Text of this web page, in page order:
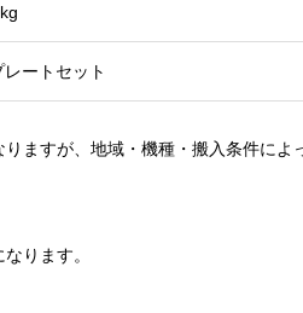
ートセット
ますが、地域・機種・搬入条件によ
ります。